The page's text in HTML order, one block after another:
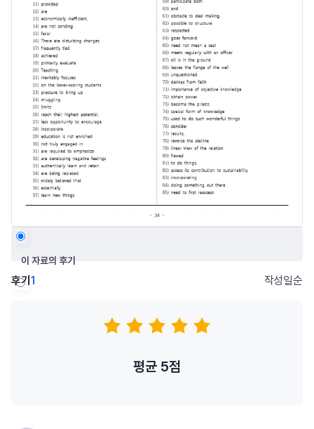
이 자료의 후기
후기 1 작성일순
평균 5점